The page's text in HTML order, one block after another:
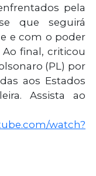
pela
que seguirá
e com o poder
final, criticou
(PL) por
aos Estados
Assista ao
watch?